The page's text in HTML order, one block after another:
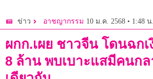
ข่าว อาชญากรรม 10 ม.ค. 2568 • 1:48 น.
ผกก.เผย ชาวจีน โดนฉก
8 ล้าน พบเบาะแสมีคนก